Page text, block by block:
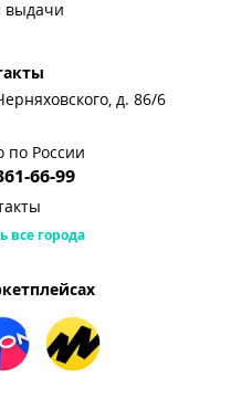
выдачи
д. 86/6
по России
66-99
все города